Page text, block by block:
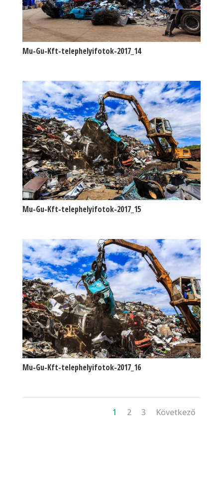
Mu-Gu-Kft-telephelyifotok-2017_14
Mu-Gu-Kft-telephelyifotok-2017_15
Mu-Gu-Kft-telephelyifotok-2017_16
1 2 3 Következő